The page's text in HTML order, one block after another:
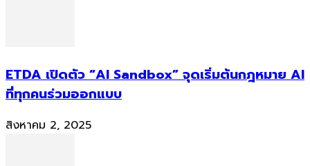
ETDA เปิดตัว “AI Sandbox” จุดเริ่มต้นกฎหมาย AI
ที่ทุกคนร่วมออกแบบ
สิงหาคม 2, 2025